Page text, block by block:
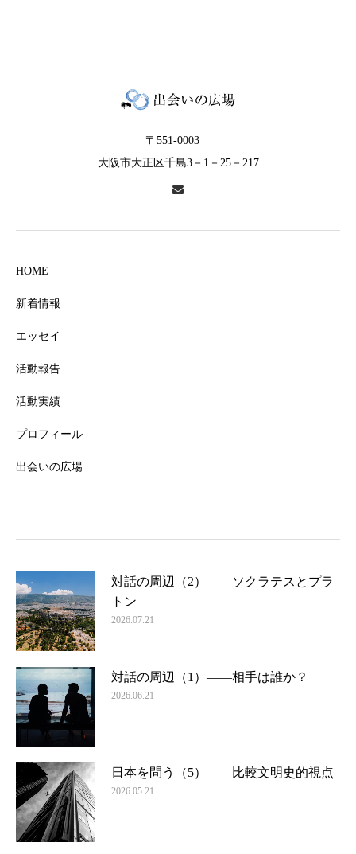
〒551-0003
大阪市大正区千島3－1－25－217
HOME
新着情報
エッセイ
活動報告
活動実績
プロフィール
出会いの広場
対話の周辺（2）――ソクラテスとプラ
トン
2026.07.21
対話の周辺（1）――相手は誰か？
2026.06.21
日本を問う（5）――比較文明史的視点
2026.05.21